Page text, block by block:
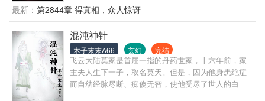
——泥鳅，遭到所有人嘲讽和耻笑！ 可又有谁知道？
江若尘觉醒的武魂，并非是泥鳅，而是上古神龙武
魂！只不过因为自身灵力不足，才不足以显化真正的
龙魂！ 且看江若尘如何崛起于微末，与风云际会的大
争之世碾压群英，当世无敌！
最新： 第2844章 得真相，众人惊讶
混沌神针
木子末末A66 玄幻 完结
飞云大陆莫家是首屈一指的丹药世家，十六年前，家
主夫人生下一子，取名莫天。但是，因为他身患绝症
而自幼经脉尽断、痴傻无智，使他受尽了世人的白